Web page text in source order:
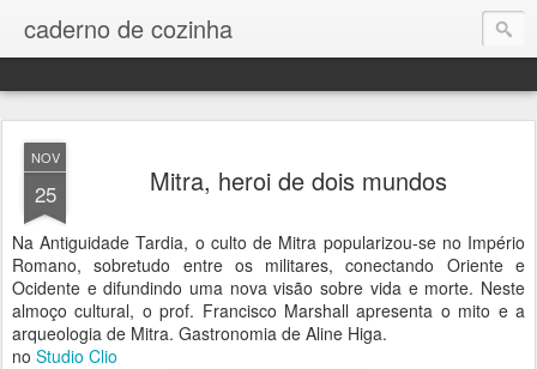
caderno de cozinha
NOV
25 Mitra, heroi de dois mundos
Na Antiguidade Tardia, o culto de Mitra popularizou-se no Império
Romano, sobretudo entre os militares, conectando Oriente e
Ocidente e difundindo uma nova visão sobre vida e morte. Neste
almoço cultural, o prof. Francisco Marshall apresenta o mito e a
arqueologia de Mitra. Gastronomia de Aline Higa.
no Studio Clio